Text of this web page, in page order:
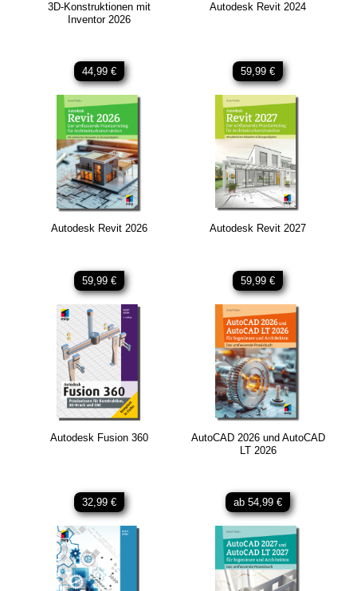
3D-Konstruktionen mit
Inventor 2026
44,99 €
Autodesk Revit 2024
59,99 €
Autodesk Revit 2026
59,99 €
Autodesk Revit 2027
59,99 €
Autodesk Fusion 360
32,99 €
AutoCAD 2026 und AutoCAD
LT 2026
ab 54,99 €